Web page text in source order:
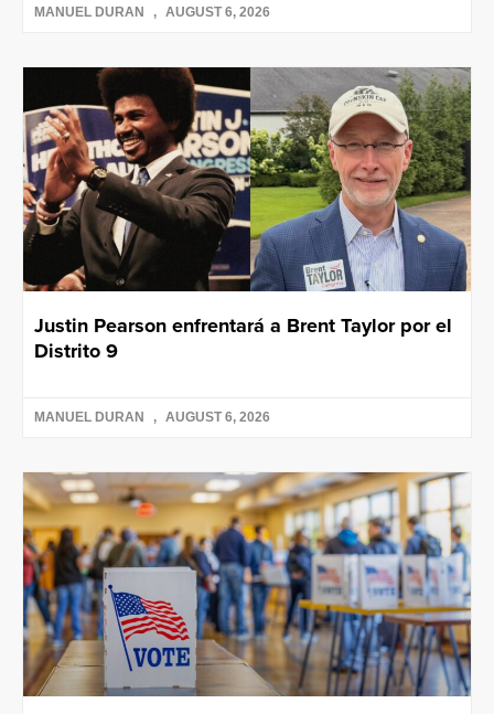
MANUEL DURAN AUGUST 6, 2026
Justin Pearson enfrentará a Brent Taylor por el
Distrito 9
MANUEL DURAN AUGUST 6, 2026